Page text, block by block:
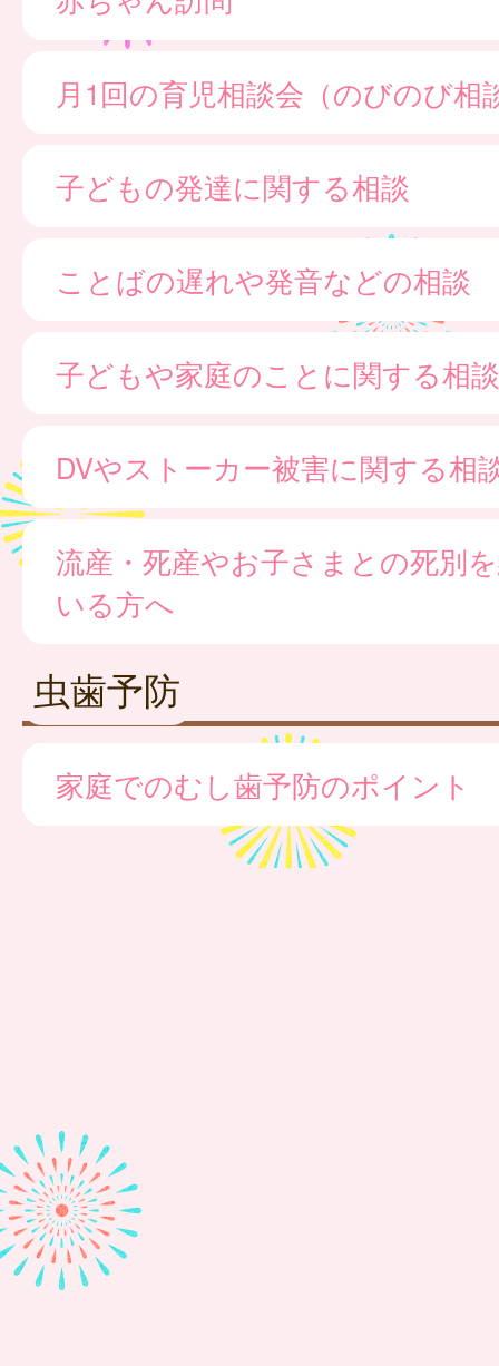
月1回の育児相談会（のびのび相
子どもの発達に関する相談
ことばの遅れや発音などの相談
子どもや家庭のことに関する相談
DVやストーカー被害に関する相
流産・死産やお子さまとの死別
いる方へ
虫歯予防
家庭でのむし歯予防のポイント